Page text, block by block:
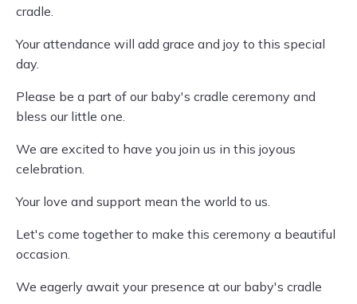
cradle.
Your attendance will add grace and joy to this special
day.
Please be a part of our baby's cradle ceremony and
bless our little one.
We are excited to have you join us in this joyous
celebration.
Your love and support mean the world to us.
Let's come together to make this ceremony a beautiful
occasion.
We eagerly await your presence at our baby's cradle